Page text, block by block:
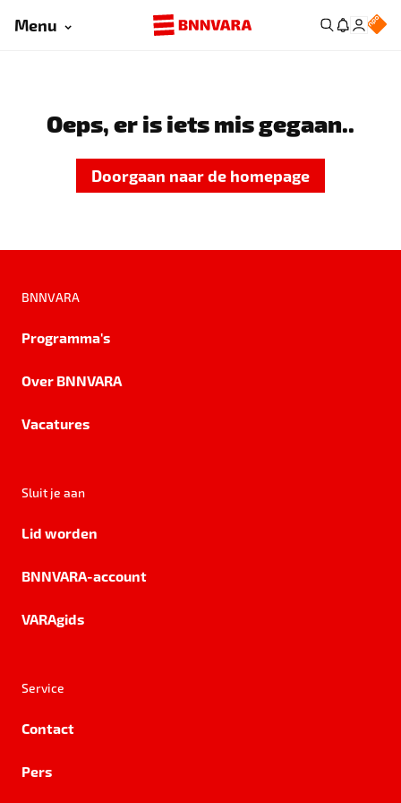
Menu
Oeps, er is iets mis gegaan..
Doorgaan naar de homepage
BNNVARA
Programma's
Over BNNVARA
Vacatures
Sluit je aan
Lid worden
BNNVARA-account
VARAgids
Service
Contact
Pers